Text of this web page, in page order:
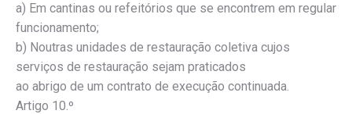
a) Em cantinas ou refeitórios que se encontrem em regular
funcionamento;
b) Noutras unidades de restauração coletiva cujos
serviços de restauração sejam praticados
ao abrigo de um contrato de execução continuada.
Artigo 10.º